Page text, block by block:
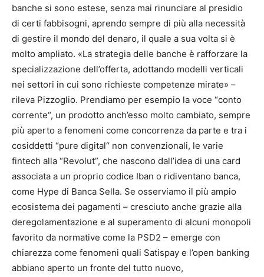
banche si sono estese, senza mai rinunciare al presidio
di certi fabbisogni, aprendo sempre di più alla necessità
di gestire il mondo del denaro, il quale a sua volta si è
molto ampliato. «La strategia delle banche è rafforzare la
specializzazione dell’offerta, adottando modelli verticali
nei settori in cui sono richieste competenze mirate» –
rileva Pizzoglio. Prendiamo per esempio la voce “conto
corrente“, un prodotto anch’esso molto cambiato, sempre
più aperto a fenomeni come concorrenza da parte e tra i
cosiddetti “pure digital“ non convenzionali, le varie
fintech alla “Revolut”, che nascono dall’idea di una card
associata a un proprio codice Iban o ridiventano banca,
come Hype di Banca Sella. Se osserviamo il più ampio
ecosistema dei pagamenti – cresciuto anche grazie alla
deregolamentazione e al superamento di alcuni monopoli
favorito da normative come la PSD2 – emerge con
chiarezza come fenomeni quali Satispay e l’open banking
abbiano aperto un fronte del tutto nuovo,